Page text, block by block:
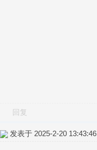
回复
发表于 2025-2-20 13:43:46